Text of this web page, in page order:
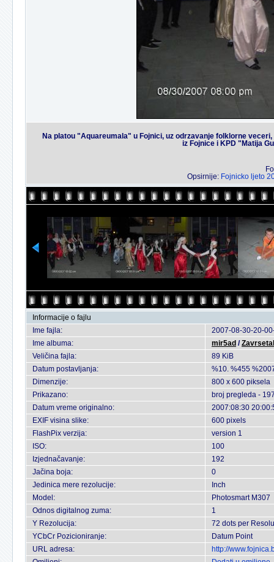
Na platou "Aquareumala" u Fojnici, uz odrzavanje folklorne
iz Fojnice i KPD "Matija
Opsirnije: Fojnicko ljeto
Informacije o fajlu
Ime fajla:
2007-08-30-20-
Ime albuma:
mir5ad /
Veličina fajla:
89 KiB
Datum postavljanja:
%10. %455
Dimenzije:
800 x 600 piksela
Prikazano:
broj pregleda -
Datum vreme originalno:
2007:08:30
EXIF visina slike:
600 pixels
FlashPix verzija:
version 1
ISO:
100
Izjednačavanje:
192
Jačina boja:
0
Jedinica mere rezolucije:
Inch
Model:
Photosmart M307
Odnos digitalnog zuma:
1
Y Rezolucija:
72 dots per
YCbCr Pozicioniranje:
Datum Point
URL adresa:
http://